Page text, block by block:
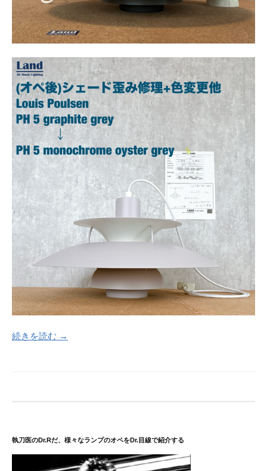
続きを読む →
執刀医のDr.Rだ、様々なランプのオペをDr.目線で紹介する